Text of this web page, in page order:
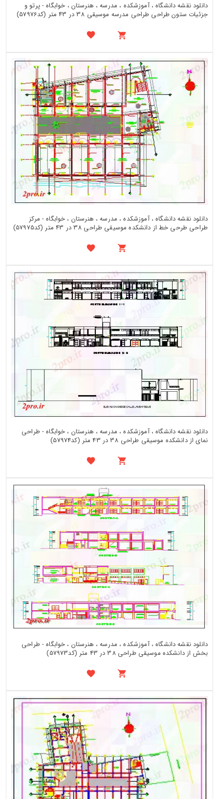
دانلود نقشه دانشگاه ، آموزشکده ، مدرسه ، هنرستان ، خوابگاه - پرتو و
جزئیات ستون طراحی طراحی مدرسه موسیقی 38 در 43 متر (کد57976)
دانلود نقشه دانشگاه ، آموزشکده ، مدرسه ، هنرستان ، خوابگاه - مرکز
طراحی طرحی خط از دانشکده موسیقی طراحی 38 در 43 متر (کد57975)
دانلود نقشه دانشگاه ، آموزشکده ، مدرسه ، هنرستان ، خوابگاه - طراحی
نمای از دانشکده موسیقی طراحی 38 در 43 متر (کد57974)
دانلود نقشه دانشگاه ، آموزشکده ، مدرسه ، هنرستان ، خوابگاه - طراحی
بخش از دانشکده موسیقی طراحی 38 در 43 متر (کد57973)